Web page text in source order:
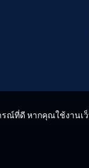
ณ์ที่ดี หากคุณใช้งาน